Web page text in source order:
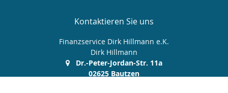
Kontaktieren Sie uns
Finanzservice Dirk Hillmann e.K.
Dirk Hillmann
Dr.-Peter-Jordan-Str. 11a
02625 Bautzen